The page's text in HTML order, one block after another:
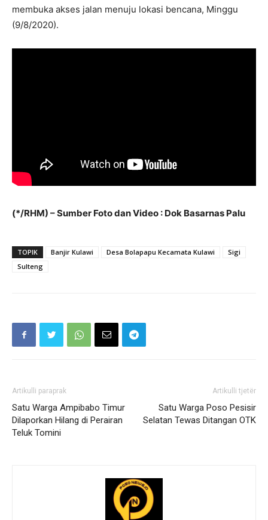
membuka akses jalan menuju lokasi bencana, Minggu
(9/8/2020).
(*/RHM) – Sumber Foto dan Video : Dok Basarnas Palu
TOPIK Banjir Kulawi Desa Bolapapu Kecamata Kulawi
Sigi
Sulteng
Artikulli paraprak
Satu Warga Ampibabo Timur
Dilaporkan Hilang di Perairan
Teluk Tomini
Artikulli tjetër
Satu Warga Poso Pesisir
Selatan Tewas Ditangan OTK